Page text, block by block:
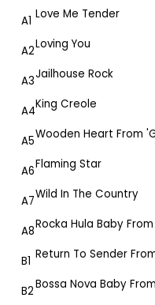
A1 Love Me Tender
A2Loving You
A3Jailhouse Rock
A4King Creole
A5Wooden Heart From
A6Flaming Star
A7Wild In The Country
A8Rocka Hula Baby
B1 Return To Sender
B2Bossa Nova Baby